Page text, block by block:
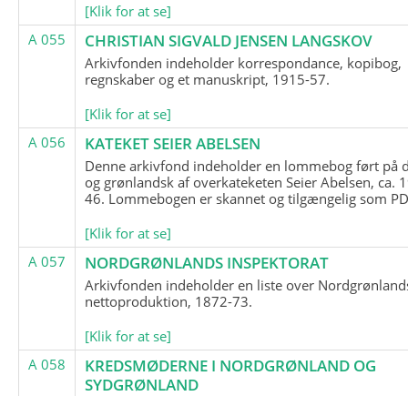
[Klik for at se]
A 055
CHRISTIAN SIGVALD JENSEN LANGSKOV
Arkivfonden indeholder korrespondance, kopibog,
regnskaber og et manuskript, 1915-57.
[Klik for at se]
A 056
KATEKET SEIER ABELSEN
Denne arkivfond indeholder en lommebog ført på
og grønlandsk af overkateketen Seier Abelsen, ca.
46. Lommebogen er skannet og tilgængelig som
[Klik for at se]
A 057
NORDGRØNLANDS INSPEKTORAT
Arkivfonden indeholder en liste over
nettoproduktion, 1872-73.
[Klik for at se]
A 058
KREDSMØDERNE I NORDGRØNLAND OG
SYDGRØNLAND